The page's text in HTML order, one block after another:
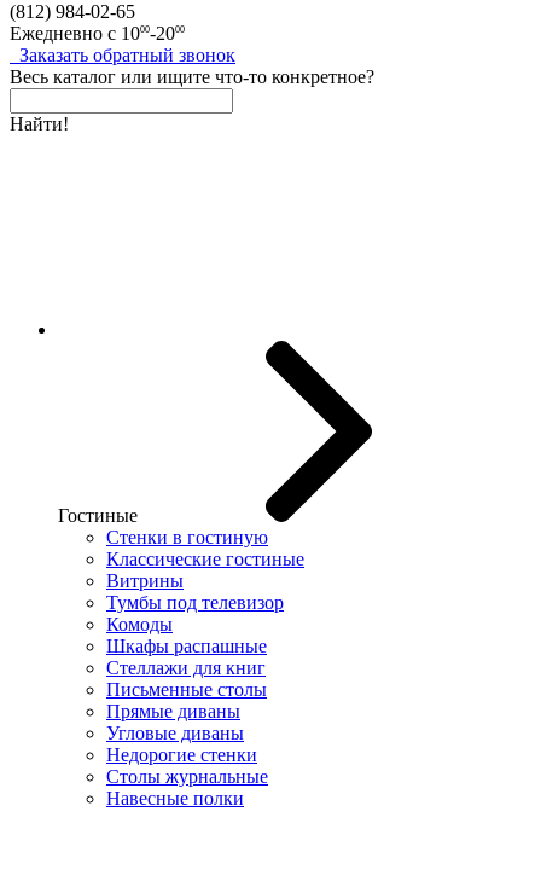
(812) 984-02-65
Ежедневно с 1000-2000
Заказать обратный звонок
Весь каталог или ищите что-то конкретное?
Найти!
Гостиные
Стенки в гостиную
Классические гостиные
Витрины
Тумбы под телевизор
Комоды
Шкафы распашные
Стеллажи для книг
Письменные столы
Прямые диваны
Угловые диваны
Недорогие стенки
Столы журнальные
Навесные полки